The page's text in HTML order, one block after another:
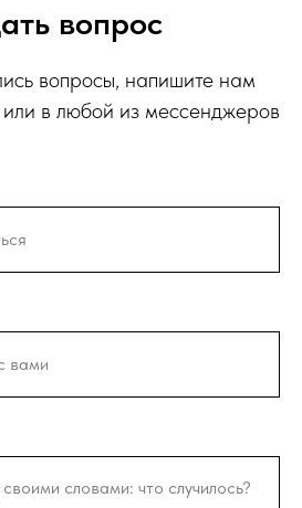
вопрос
вопросы, напишите нам
в любой из мессенджеров